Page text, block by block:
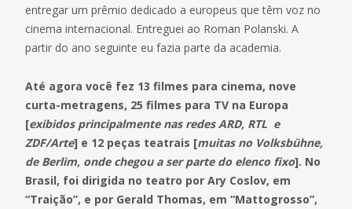
entregar um prêmio dedicado a europeus que têm voz no
cinema internacional. Entreguei ao Roman Polanski. A
partir do ano seguinte eu fazia parte da academia.
Até agora você fez 13 filmes para cinema, nove
curta-metragens, 25 filmes para TV na Europa
[exibidos principalmente nas redes ARD, RTL e
ZDF/Arte] e 12 peças teatrais [muitas no Volksbühne,
de Berlim, onde chegou a ser parte do elenco fixo]. No
Brasil, foi dirigida no teatro por Ary Coslov, em
“Traição”, e por Gerald Thomas, em “Mattogrosso”,